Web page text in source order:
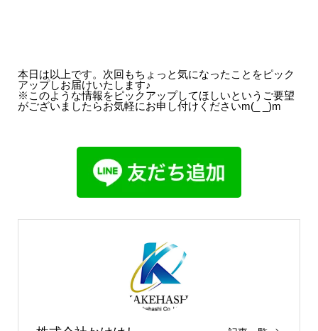
本日は以上です。次回もちょっと気になったことをピック
アップしお届けいたします♪
※このような情報をピックアップしてほしいというご要望
がございましたらお気軽にお申し付けくださいm(_ _)m